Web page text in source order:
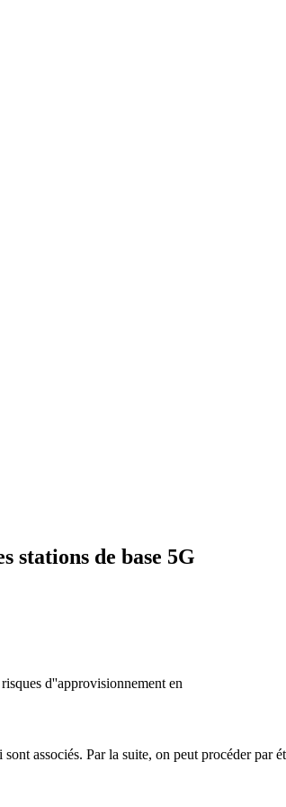
stations de base 5G
d''approvisionnement en
associés. Par la suite, on peut procéder par